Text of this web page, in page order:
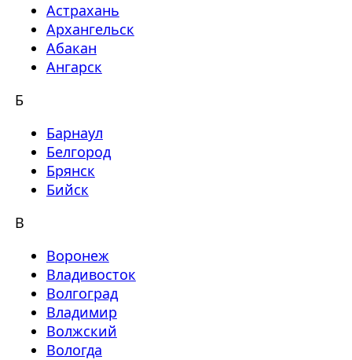
Астрахань
Архангельск
Абакан
Ангарск
Б
Барнаул
Белгород
Брянск
Бийск
В
Воронеж
Владивосток
Волгоград
Владимир
Волжский
Вологда